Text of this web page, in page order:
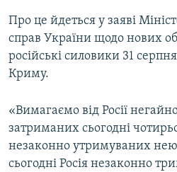
Про це йдеться у заяві
справ України щодо нових
російські силовики 31
Криму.
«Вимагаємо від Росії
затриманих сьогодні
незаконно утримуваних
сьогодні Росія незаконно